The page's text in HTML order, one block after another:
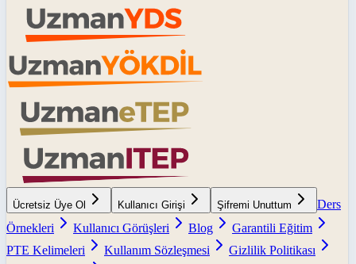
Ücretsiz Üye Ol Kullanıcı Girişi Şifremi Unuttum
Ders
Örnekleri
Kullanıcı Görüşleri Blog
Garantili Eğitim
PTE Kelimeleri
Kullanım Sözleşmesi
Gizlilik Politikası